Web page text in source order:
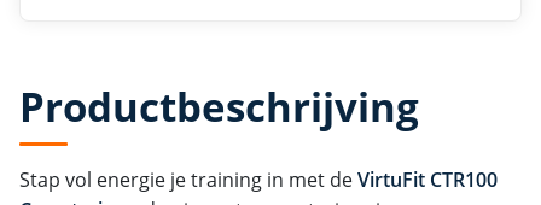
Productbeschrijving
Stap vol energie je training in met deVirtuFit CTR100